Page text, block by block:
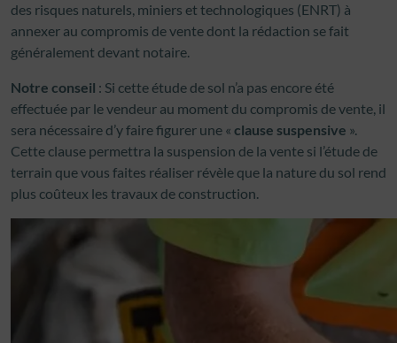
des risques naturels, miniers et technologiques (ENRT) à
annexer au compromis de vente dont la rédaction se fait
généralement devant notaire.
Notre conseil : Si cette étude de sol n’a pas encore été
effectuée par le vendeur au moment du compromis de vente, il
sera nécessaire d’y faire figurer une « clause suspensive ».
Cette clause permettra la suspension de la vente si l’étude de
terrain que vous faites réaliser révèle que la nature du sol rend
plus coûteux les travaux de construction.